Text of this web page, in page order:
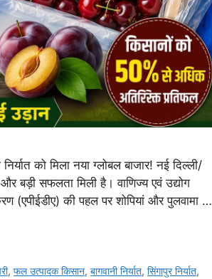
को मिला नया ग्लोबल बाजार! नई दिल्ली/
बड़ी सफलता मिली है। वाणिज्य एवं उद्योग
(एपीईडीए) की पहल पर शोपियां और पुलवामा …
,फल उत्पादक किसान,बागवानी निर्यात,सिंगापुर निर्यात,